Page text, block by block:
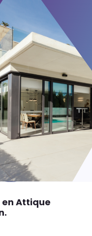
Attique